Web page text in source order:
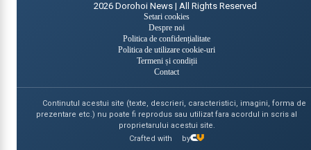
2026 Dorohoi News | All Rights Reserved
Setari cookies
Despre noi
Politica de confidențialitate
Politica de utilizare cookie-uri
Termeni și condiții
Contact
Continutul acestui site (texte, descrieri, caracteristici, imagini, forma de
prezentare etc.) nu poate fi reprodus sau utilizat fara acordul in scris al
proprietarului acestui site.
Crafted with
by